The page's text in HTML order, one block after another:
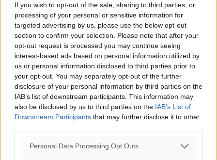
If you wish to opt-out of the sale, sharing to third parties, or
processing of your personal or sensitive information for
targeted advertising by us, please use the below opt-out
section to confirm your selection. Please note that after your
opt-out request is processed you may continue seeing
interest-based ads based on personal information utilized by
us or personal information disclosed to third parties prior to
your opt-out. You may separately opt-out of the further
disclosure of your personal information by third parties on the
IAB’s list of downstream participants. This information may
also be disclosed by us to third parties on the IAB’s List of
Downstream Participants that may further disclose it to other
Personal Data Processing Opt Outs
Ημερίδα για τον γαστρονομικό
τουρισμό
Ημερίδα για τον «γαστρονομικό τουρισμό στην Ελλάδα»
διοργανώνει ο όμιλος για την UNESCO Πειραιώς &
Νήσων στις 24 Απριλίου 2016 στον Αστέρας
Βουλιαγμένης. Παράλληλα, το ...
19.04.16, 17:44